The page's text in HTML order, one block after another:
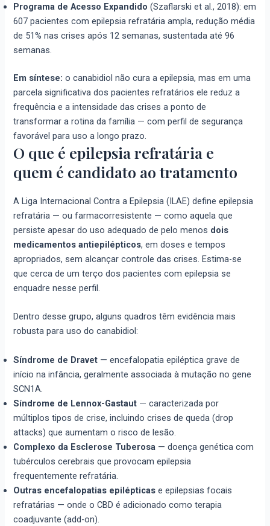
Programa de Acesso Expandido (Szaflarski et al., 2018): em
607 pacientes com epilepsia refratária ampla, redução média
de 51% nas crises após 12 semanas, sustentada até 96
semanas.
Em síntese: o canabidiol não cura a epilepsia, mas em uma
parcela significativa dos pacientes refratários ele reduz a
frequência e a intensidade das crises a ponto de
transformar a rotina da família — com perfil de segurança
favorável para uso a longo prazo.
O que é epilepsia refratária e
quem é candidato ao tratamento
A Liga Internacional Contra a Epilepsia (ILAE) define epilepsia
refratária — ou farmacorresistente — como aquela que
persiste apesar do uso adequado de pelo menos dois
medicamentos antiepilépticos, em doses e tempos
apropriados, sem alcançar controle das crises. Estima-se
que cerca de um terço dos pacientes com epilepsia se
enquadre nesse perfil.
Dentro desse grupo, alguns quadros têm evidência mais
robusta para uso do canabidiol:
Síndrome de Dravet — encefalopatia epiléptica grave de
início na infância, geralmente associada à mutação no gene
SCN1A.
Síndrome de Lennox-Gastaut — caracterizada por
múltiplos tipos de crise, incluindo crises de queda (drop
attacks) que aumentam o risco de lesão.
Complexo da Esclerose Tuberosa — doença genética com
tubérculos cerebrais que provocam epilepsia
frequentemente refratária.
Outras encefalopatias epilépticas e epilepsias focais
refratárias — onde o CBD é adicionado como terapia
coadjuvante (add-on).